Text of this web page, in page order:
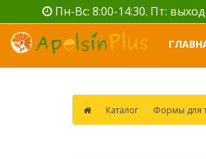
Пн-Вс: 8:00-14:30. Пт:
Каталог Формы для